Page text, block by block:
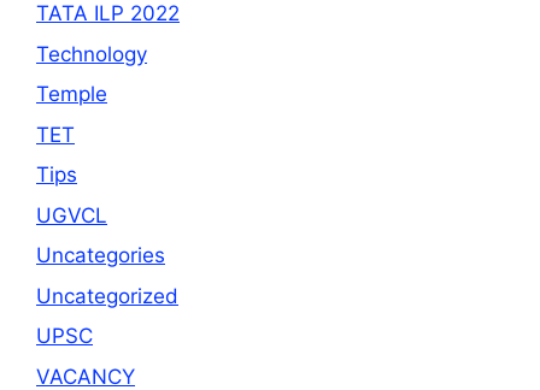
TATA ILP 2022
Technology
Temple
TET
Tips
UGVCL
Uncategories
Uncategorized
UPSC
VACANCY